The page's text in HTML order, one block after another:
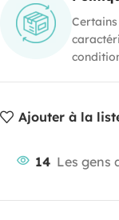
Ajouter à la
14 Les gens